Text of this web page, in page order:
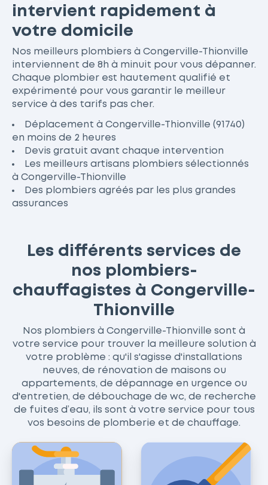
intervient rapidement à
votre domicile
Nos meilleurs plombiers à Congerville-Thionville
interviennent de 8h à minuit pour vous dépanner.
Chaque plombier est hautement qualifié et
expérimenté pour vous garantir le meilleur
service à des tarifs pas cher.
Déplacement à Congerville-Thionville (91740)
en moins de 2 heures
Devis gratuit avant chaque intervention
Les meilleurs artisans plombiers sélectionnés
à Congerville-Thionville
Des plombiers agréés par les plus grandes
assurances
Les différents services de
nos plombiers-
chauffagistes à Congerville-
Thionville
Nos plombiers à Congerville-Thionville sont à
votre service pour trouver la meilleure solution à
votre problème : qu'il s'agisse d'installations
neuves, de rénovation de maisons ou
appartements, de dépannage en urgence ou
d'entretien, de débouchage de wc, de recherche
de fuites d’eau, ils sont à votre service pour tous
vos besoins de plomberie et de chauffage.